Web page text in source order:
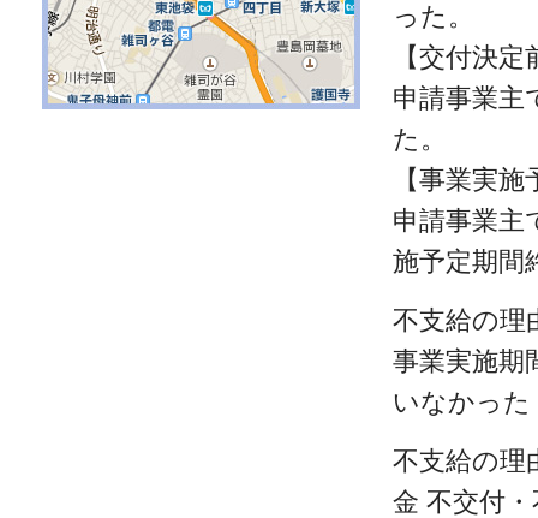
った。
【交付決
申請事業主
た。
【事業実
申請事業主
施予定期間
不支給の理
事業実施期
いなかった
不支給の理
金 不交付